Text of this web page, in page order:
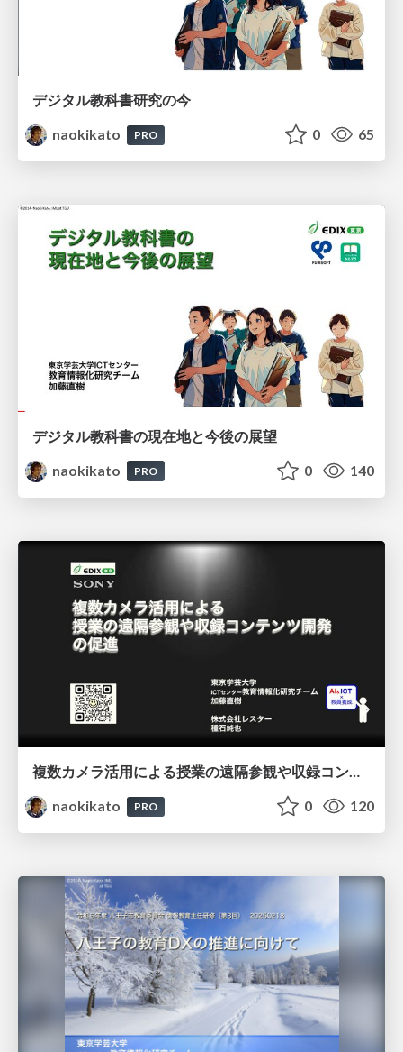
デジタル教科書研究の今
naokikato
PRO 0 65
デジタル教科書の現在地と今後の展望
naokikato
PRO 0 140
複数カメラ活用による授業の遠隔参観や収録コンテンツ開発の促進
naokikato
PRO 0 120